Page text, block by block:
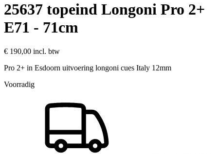
25637 topeind Longoni Pro 2+
E71 - 71cm
€ 190,00 incl. btw
Pro 2+ in Esdoorn uitvoering longoni cues Italy 12mm
Voorradig